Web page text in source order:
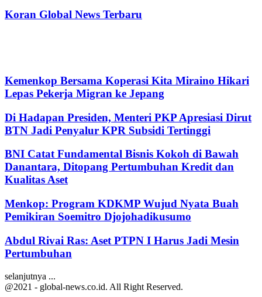
Koran Global News Terbaru
Kemenkop Bersama Koperasi Kita Miraino Hikari
Lepas Pekerja Migran ke Jepang
Di Hadapan Presiden, Menteri PKP Apresiasi Dirut
BTN Jadi Penyalur KPR Subsidi Tertinggi
BNI Catat Fundamental Bisnis Kokoh di Bawah
Danantara, Ditopang Pertumbuhan Kredit dan
Kualitas Aset
Menkop: Program KDKMP Wujud Nyata Buah
Pemikiran Soemitro Djojohadikusumo
Abdul Rivai Ras: Aset PTPN I Harus Jadi Mesin
Pertumbuhan
selanjutnya ...
@2021 - global-news.co.id. All Right Reserved.